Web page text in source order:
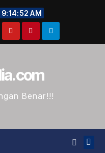
9:14:53 AM
Benar!!!